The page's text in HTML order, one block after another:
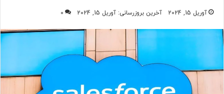
آوریل 15, 2024 آخرین بروزرسانی: آوریل 15, 2024 0